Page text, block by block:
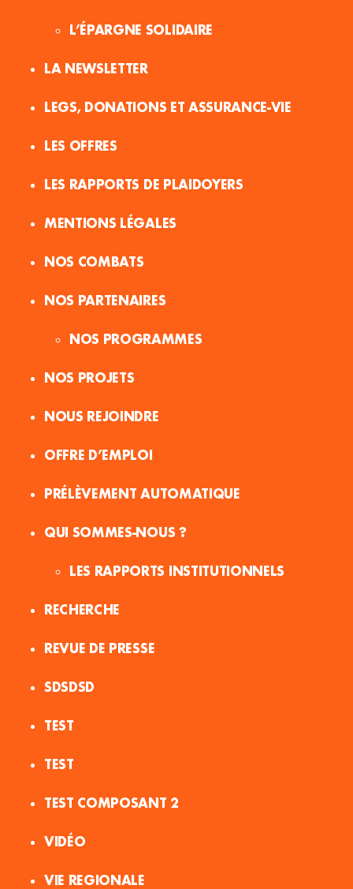
L’ÉPARGNE SOLIDAIRE
LA NEWSLETTER
LEGS, DONATIONS ET ASSURANCE-VIE
LES OFFRES
LES RAPPORTS DE PLAIDOYERS
MENTIONS LÉGALES
NOS COMBATS
NOS PARTENAIRES
NOS PROGRAMMES
NOS PROJETS
NOUS REJOINDRE
OFFRE D’EMPLOI
PRÉLÈVEMENT AUTOMATIQUE
QUI SOMMES-NOUS ?
LES RAPPORTS INSTITUTIONNELS
RECHERCHE
REVUE DE PRESSE
SDSDSD
TEST
TEST
TEST COMPOSANT 2
VIDÉO
VIE REGIONALE